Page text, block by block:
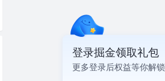
登录掘金领取礼包
更多登录后权益等你解锁